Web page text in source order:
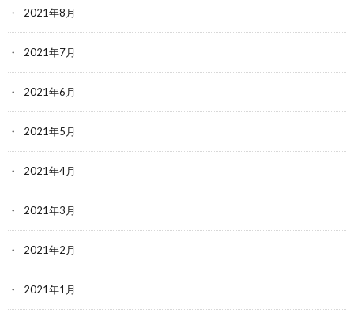
2021年8月
2021年7月
2021年6月
2021年5月
2021年4月
2021年3月
2021年2月
2021年1月